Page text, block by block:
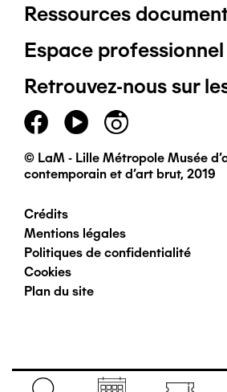
Pied
de
page
principal
Ressources
Espace professionnel
Retrouvez-nous sur
© LaM - Lille Métropole Musée
contemporain et d'art brut, 2019
Pied
de
page
Crédits
Mentions légales
Politiques de confidentialité
Cookies
Plan du site